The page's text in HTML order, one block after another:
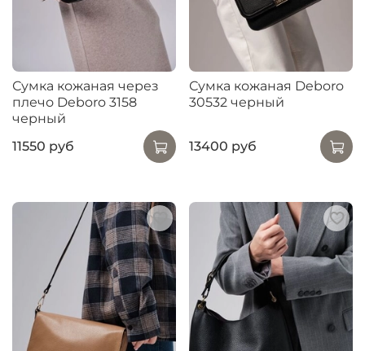
Сумка кожаная через
плечо Deboro 3158
черный
11550 руб
Сумка кожаная Deboro
30532 черный
13400 руб